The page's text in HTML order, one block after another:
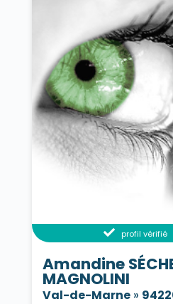
profil vérifié
Amandine
MAGNOLINI
Val-de-Marne»